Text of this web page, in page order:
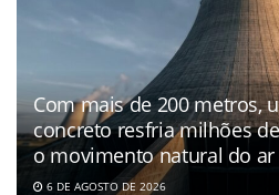
Com mais de 200 metros,
concreto resfria milhões
o movimento natural do ar
6 DE AGOSTO DE 2026